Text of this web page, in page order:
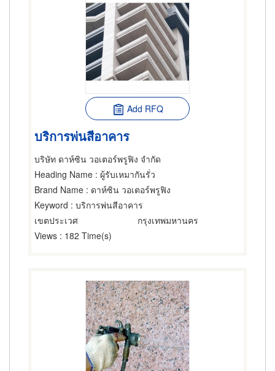
Add RFQ
บริการพ่นสีอาคาร
บริษัท ดาห์ซิน วอเตอร์พรูฟิง จำกัด
Heading Name : ผู้รับเหมากันรั่ว
Brand Name : ดาห์ซิน วอเตอร์พรูฟิง
Keyword : บริการพ่นสีอาคาร
เขตประเวศ
กรุงเทพมหานคร
Views : 182 Time(s)